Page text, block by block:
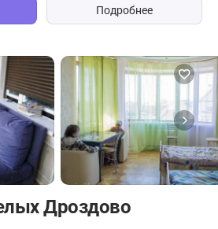
Подробнее
Дроздово